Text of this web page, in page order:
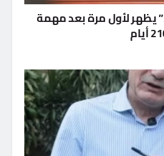
طاقم “شنتشوـ21” يظهر لأول مرة بعد مهمة